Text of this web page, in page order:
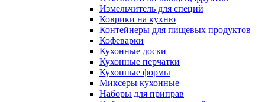
Измельчитель для специй
Коврики на кухню
Контейнеры для пищевых продуктов
Кофеварки
Кухонные доски
Кухонные перчатки
Кухонные формы
Миксеры кухонные
Наборы для приправ